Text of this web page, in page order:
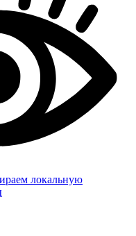
локальную